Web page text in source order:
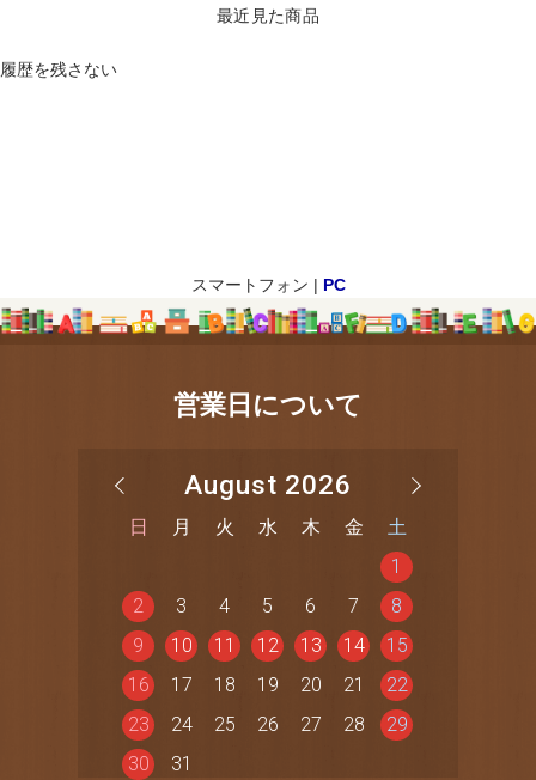
最近見た商品
履歴を残さない
スマートフォン | PC
営業日について
August 2026
日 月 火 水 木 金
土
1
2
3 4 5 6 7
8
9
10 11 12 13 14
15
16
17 18 19 20 21
22
23
24 25 26 27 28
29
30
31